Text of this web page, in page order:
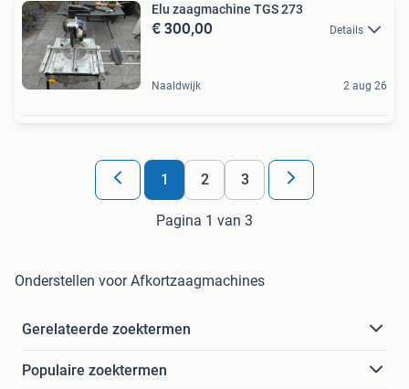
Elu zaagmachine TGS 273
€ 300,00 Details
Naaldwijk 2 aug 26
1 2 3
Pagina 1 van 3
Onderstellen voor Afkortzaagmachines
Gerelateerde zoektermen
Populaire zoektermen